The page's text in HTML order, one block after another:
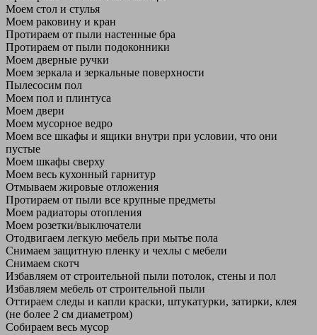
Моем стол и стулья
Моем раковину и кран
Протираем от пыли настенные бра
Протираем от пыли подоконники
Моем дверные ручки
Моем зеркала и зеркальные поверхности
Пылесосим пол
Моем пол и плинтуса
Моем двери
Моем мусорное ведро
Моем все шкафы и ящики внутри при условии, что они
пустые
Моем шкафы сверху
Моем весь кухонный гарнитур
Отмываем жировые отложения
Протираем от пыли все крупные предметы
Моем радиаторы отопления
Моем розетки/выключатели
Отодвигаем легкую мебель при мытье пола
Снимаем защитную пленку и чехлы с мебели
Снимаем скотч
Избавляем от строительной пыли потолок, стены и пол
Избавляем мебель от строительной пыли
Оттираем следы и капли краски, штукатурки, затирки, клея
(не более 2 см диаметром)
Собираем весь мусор